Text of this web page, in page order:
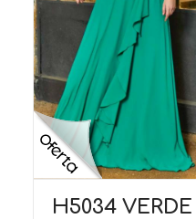
H5034 VERDE